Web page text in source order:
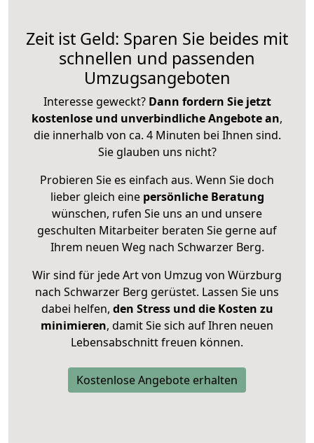
Zeit ist Geld: Sparen Sie beides mit
schnellen und passenden
Umzugsangeboten
Interesse geweckt? Dann fordern Sie jetzt
kostenlose und unverbindliche Angebote an,
die innerhalb von ca. 4 Minuten bei Ihnen sind.
Sie glauben uns nicht?
Probieren Sie es einfach aus. Wenn Sie doch
lieber gleich eine persönliche Beratung
wünschen, rufen Sie uns an und unsere
geschulten Mitarbeiter beraten Sie gerne auf
Ihrem neuen Weg nach Schwarzer Berg.
Wir sind für jede Art von Umzug von Würzburg
nach Schwarzer Berg gerüstet. Lassen Sie uns
dabei helfen, den Stress und die Kosten zu
minimieren, damit Sie sich auf Ihren neuen
Lebensabschnitt freuen können.
Kostenlose Angebote erhalten